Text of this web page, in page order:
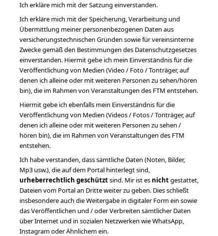
Ich erkläre mich mit der Satzung einverstanden.
Ich erkläre mich mit der Speicherung, Verarbeitung und
Übermittlung meiner personenbezogenen Daten aus
versicherungstechnischen Gründen sowie für vereinsinterne
Zwecke gemäß den Bestimmungen des Datenschutzgesetzes
einverstanden. Hiermit gebe ich mein Einverständnis für die
Veröffentlichung von Medien (Video / Foto / Tonträger, auf
denen ich alleine oder mit weiteren Personen zu sehen/hören
bin), die im Rahmen von Veranstaltungen des FTM entstehen.
Hiermit gebe ich ebenfalls mein Einverständnis für die
Veröffentlichung von Medien (Videos / Fotos / Tonträger, auf
denen ich alleine oder mit weiteren Personen zu sehen /
hören bin), die im Rahmen von Veranstaltungen des FTM
entstehen.
Ich habe verstanden, dass sämtliche Daten (Noten, Bilder,
Mp3 usw.), die auf dem Portal hinterlegt sind,
urheberrechtlich geschütztsind. Mir ist es nichtgestattet,
Dateien vom Portal an Dritte weiter zu geben. Dies schließt
insbesondere auch die Weitergabe in digitaler Form ein sowie
das Veröffentlichen und / oder Verbreiten sämtlicher Daten
über Internet und in sozialen Netzwerken wie WhatsApp,
Instagram oder Ähnlichemein.